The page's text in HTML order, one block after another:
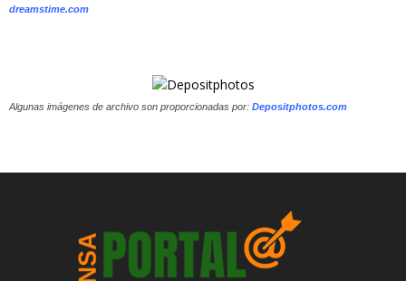
dreamstime.com
Algunas imágenes de archivo son proporcionadas por: Depositphotos.com